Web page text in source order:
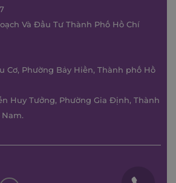
Và Đầu Tư Thành Phố Hồ Chí
Cơ, Phường Bảy Hiền, Thành phố Hồ
Huy Tưởng, Phường Gia Định, Thành